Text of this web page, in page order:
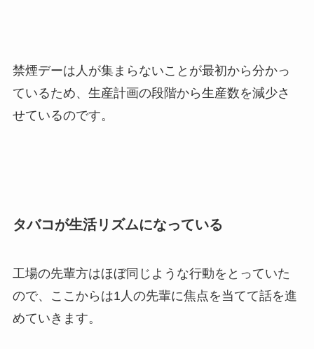
禁煙デーは人が集まらないことが最初から分かっ
ているため、生産計画の段階から生産数を減少さ
せているのです。
タバコが生活リズムになっている
工場の先輩方はほぼ同じような行動をとっていた
ので、ここからは1人の先輩に焦点を当てて話を進
めていきます。